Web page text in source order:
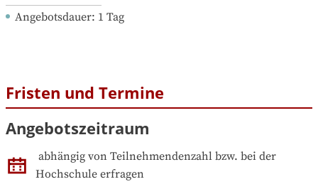
Angebotsdauer: 1 Tag
Fristen und Termine
Angebotszeitraum
abhängig von Teilnehmendenzahl bzw. bei der
Hochschule erfragen